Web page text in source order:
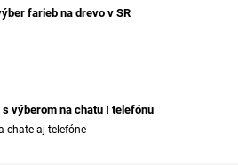
farieb na drevo v SR
výberom na chatu I telefónu
chate aj telefóne